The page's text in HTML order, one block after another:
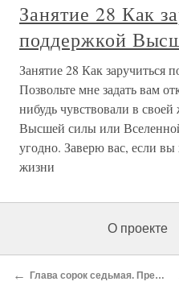
Занятие 28 Как
поддержкой
Занятие 28 Как
Позвольте мне задать вам
нибудь чувствовали в
Высшей силы или
угодно. Заверю вас, если вы
жизни
О проекте
← Глава сорок седьмая. Према - йога